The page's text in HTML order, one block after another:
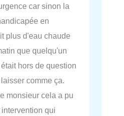
car sinon la
en
plus d'eau chaude
que quelqu'un
hors de question
comme ça.
monsieur cela a pu
qui